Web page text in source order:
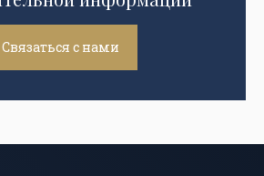
Связаться с нами